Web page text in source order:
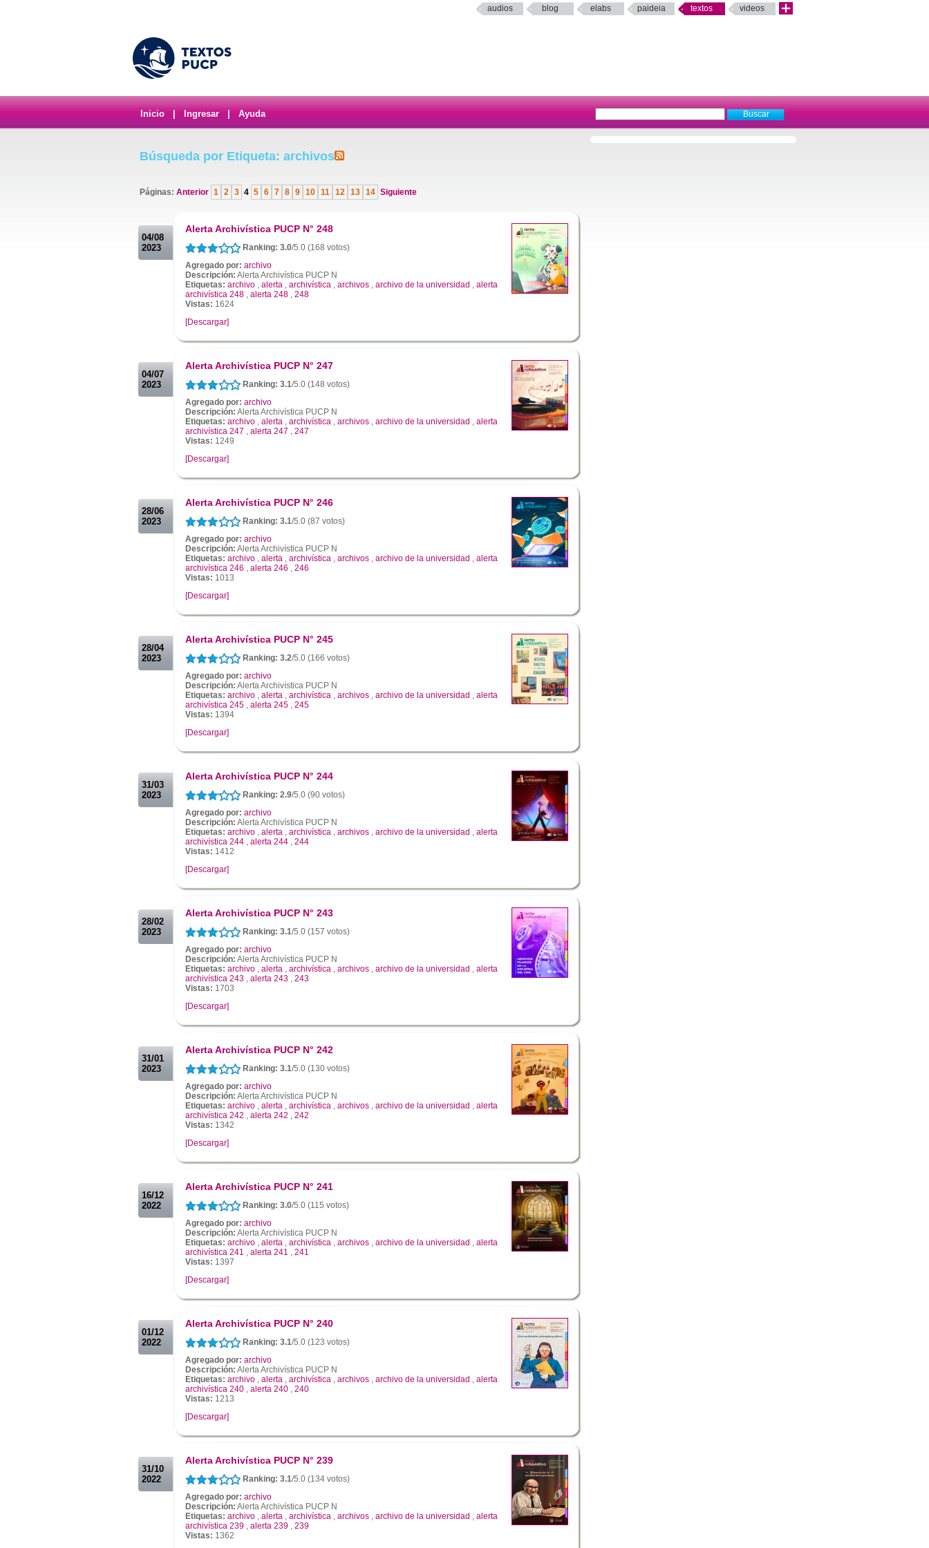
audios blog elabs paideia textos videos
Inicio Ingresar Ayuda
Búsqueda por Etiqueta: archivos
Páginas: Anterior 1 2 3 4 5 6 7 8 9 10 11 12 13 14 Siguiente
04/08
2023
Alerta Archivística PUCP N° 248
Ranking: 3.0/5.0 (168 votos)
Agregado por: archivo
Descripción: Alerta Archivística PUCP N
Etiquetas: archivo , alerta , archivística , archivos , archivo de la universidad , alerta
archivística 248 , alerta 248 , 248
Vistas: 1624
[Descargar]
04/07
2023
Alerta Archivística PUCP N° 247
Ranking: 3.1/5.0 (148 votos)
Agregado por: archivo
Descripción: Alerta Archivística PUCP N
Etiquetas: archivo , alerta , archivística , archivos , archivo de la universidad , alerta
archivística 247 , alerta 247 , 247
Vistas: 1249
[Descargar]
28/06
2023
Alerta Archivística PUCP N° 246
Ranking: 3.1/5.0 (87 votos)
Agregado por: archivo
Descripción: Alerta Archivística PUCP N
Etiquetas: archivo , alerta , archivística , archivos , archivo de la universidad , alerta
archivística 246 , alerta 246 , 246
Vistas: 1013
[Descargar]
28/04
2023
Alerta Archivística PUCP N° 245
Ranking: 3.2/5.0 (166 votos)
Agregado por: archivo
Descripción: Alerta Archivística PUCP N
Etiquetas: archivo , alerta , archivística , archivos , archivo de la universidad , alerta
archivística 245 , alerta 245 , 245
Vistas: 1394
[Descargar]
31/03
2023
Alerta Archivística PUCP N° 244
Ranking: 2.9/5.0 (90 votos)
Agregado por: archivo
Descripción: Alerta Archivística PUCP N
Etiquetas: archivo , alerta , archivística , archivos , archivo de la universidad , alerta
archivística 244 , alerta 244 , 244
Vistas: 1412
[Descargar]
28/02
2023
Alerta Archivística PUCP N° 243
Ranking: 3.1/5.0 (157 votos)
Agregado por: archivo
Descripción: Alerta Archivística PUCP N
Etiquetas: archivo , alerta , archivística , archivos , archivo de la universidad , alerta
archivística 243 , alerta 243 , 243
Vistas: 1703
[Descargar]
31/01
2023
Alerta Archivística PUCP N° 242
Ranking: 3.1/5.0 (130 votos)
Agregado por: archivo
Descripción: Alerta Archivística PUCP N
Etiquetas: archivo , alerta , archivística , archivos , archivo de la universidad , alerta
archivística 242 , alerta 242 , 242
Vistas: 1342
[Descargar]
16/12
2022
Alerta Archivística PUCP N° 241
Ranking: 3.0/5.0 (115 votos)
Agregado por: archivo
Descripción: Alerta Archivística PUCP N
Etiquetas: archivo , alerta , archivística , archivos , archivo de la universidad , alerta
archivística 241 , alerta 241 , 241
Vistas: 1397
[Descargar]
01/12
2022
Alerta Archivística PUCP N° 240
Ranking: 3.1/5.0 (123 votos)
Agregado por: archivo
Descripción: Alerta Archivística PUCP N
Etiquetas: archivo , alerta , archivística , archivos , archivo de la universidad , alerta
archivística 240 , alerta 240 , 240
Vistas: 1213
[Descargar]
31/10
2022
Alerta Archivística PUCP N° 239
Ranking: 3.1/5.0 (134 votos)
Agregado por: archivo
Descripción: Alerta Archivística PUCP N
Etiquetas: archivo , alerta , archivística , archivos , archivo de la universidad , alerta
archivística 239 , alerta 239 , 239
Vistas: 1362